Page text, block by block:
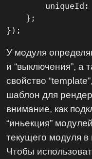
    };
});
У модуля
и “выключения”, а
свойство
шаблон для
внимание, как
“иньекция”
текущего модуля в
Чтобы